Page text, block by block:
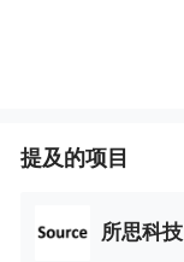
提及的项目
所思科技